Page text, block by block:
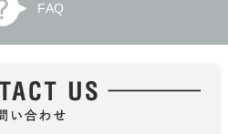
FAQ